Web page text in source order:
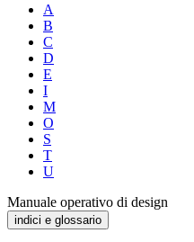
A
B
C
D
E
I
M
O
S
T
U
Manuale operativo di design
indici e glossario